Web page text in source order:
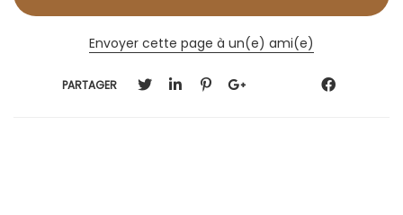
Envoyer cette page à un(e) ami(e)
PARTAGER